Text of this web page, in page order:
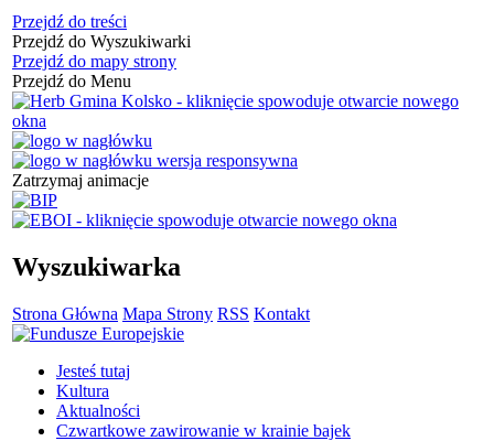
Przejdź do treści
Przejdź do Wyszukiwarki
Przejdź do mapy strony
Przejdź do Menu
Zatrzymaj animacje
Wyszukiwarka
Strona Główna Mapa Strony RSS Kontakt
Jesteś tutaj
Kultura
Aktualności
Czwartkowe zawirowanie w krainie bajek